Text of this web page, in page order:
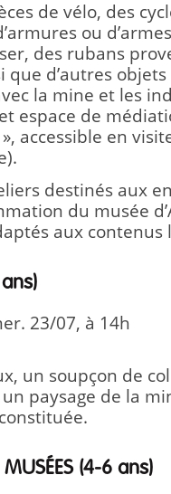
de vélo, des
ou
des rubans
que d’autres
la mine et les
espace de
», accessible en
destinés aux
du musée
aux contenus
23/07, à 14h
un soupçon de
paysage de la
MUSÉES (4-6 ans)